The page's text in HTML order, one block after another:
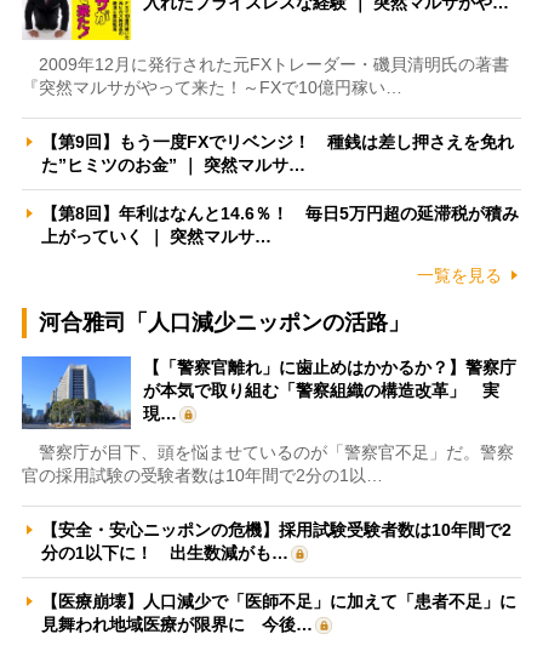
2009年12月に発行された元FXトレーダー・磯貝清明氏の著書
『突然マルサがやって来た！～FXで10億円稼い…
【第9回】もう一度FXでリベンジ！ 種銭は差し押さえを免れ
た”ヒミツのお金” ｜ 突然マルサ…
【第8回】年利はなんと14.6％！ 毎日5万円超の延滞税が積み
上がっていく ｜ 突然マルサ…
一覧を見る
河合雅司「人口減少ニッポンの活路」
【「警察官離れ」に歯止めはかかるか？】警察庁
が本気で取り組む「警察組織の構造改革」 実
現…
警察庁が目下、頭を悩ませているのが「警察官不足」だ。警察
官の採用試験の受験者数は10年間で2分の1以…
【安全・安心ニッポンの危機】採用試験受験者数は10年間で2
分の1以下に！ 出生数減がも…
【医療崩壊】人口減少で「医師不足」に加えて「患者不足」に
見舞われ地域医療が限界に 今後…